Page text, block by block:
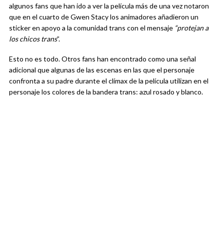
algunos fans que han ido a ver la película más de una vez notaron
que en el cuarto de Gwen Stacy los animadores añadieron un
sticker en apoyo a la comunidad trans con el mensaje “protejan a
los chicos trans”.
Esto no es todo. Otros fans han encontrado como una señal
adicional que algunas de las escenas en las que el personaje
confronta a su padre durante el clímax de la película utilizan en el
personaje los colores de la bandera trans: azul rosado y blanco.